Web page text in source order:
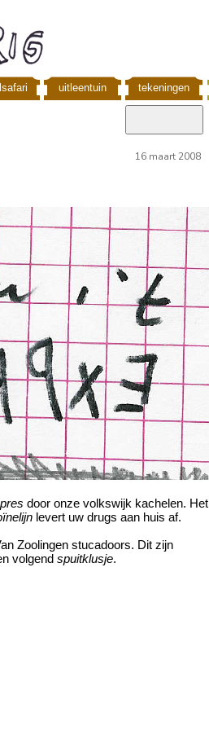
uitleentuin tekeningen
16 maart 2008
door onze volkswijk kachelen. Het
levert uw drugs aan huis af.
Zoolingen stucadoors. Dit zijn
volgend spuitklusje.